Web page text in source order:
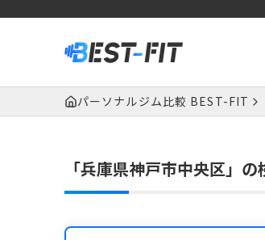
パーソナルジム比較 BEST-FIT
「兵庫県神戸市中央区」